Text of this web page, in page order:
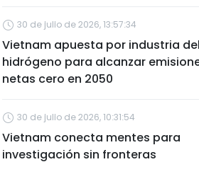
30 de julio de 2026, 13:57:34
Vietnam apuesta por industria del
hidrógeno para alcanzar
netas cero en 2050
30 de julio de 2026, 10:31:54
Vietnam conecta mentes para
investigación sin fronteras